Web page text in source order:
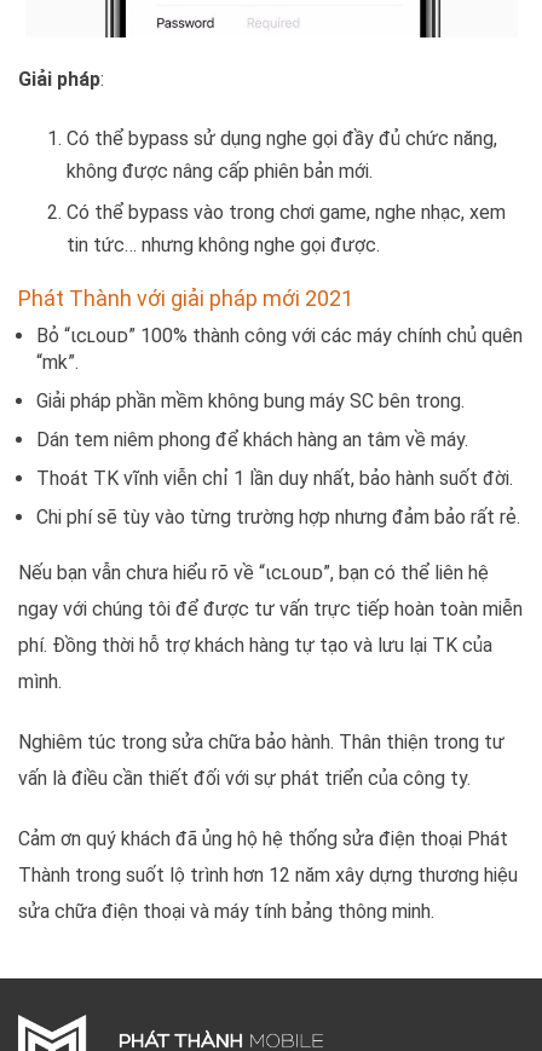
Giải pháp:
Có thể bypass sử dụng nghe gọi đầy đủ chức năng,
không được nâng cấp phiên bản mới.
Có thể bypass vào trong chơi game, nghe nhạc, xem
tin tức… nhưng không nghe gọi được.
Phát Thành với giải pháp mới 2021
Bỏ “ιcʟouᴅ” 100% thành công với các máy chính chủ quên
“mk”.
Giải pháp phần mềm không bung máy SC bên trong.
Dán tem niêm phong để khách hàng an tâm về máy.
Thoát TK vĩnh viễn chỉ 1 lần duy nhất, bảo hành suốt đời.
Chi phí sẽ tùy vào từng trường hợp nhưng đảm bảo rất rẻ.
Nếu bạn vẫn chưa hiểu rõ về “ιcʟouᴅ”, bạn có thể liên hệ
ngay với chúng tôi để được tư vấn trực tiếp hoàn toàn miễn
phí. Đồng thời hỗ trợ khách hàng tự tạo và lưu lại TK của
mình.
Nghiêm túc trong sửa chữa bảo hành. Thân thiện trong tư
vấn là điều cần thiết đối với sự phát triển của công ty.
Cảm ơn quý khách đã ủng hộ hệ thống sửa điện thoại Phát
Thành trong suốt lộ trình hơn 12 năm xây dựng thương hiệu
sửa chữa điện thoại và máy tính bảng thông minh.